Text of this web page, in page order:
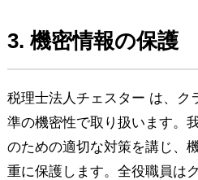
3. 機密情報の保護
税理士法人チェスター は、ク
準の機密性で取り扱います。
のための適切な対策を講じ、
重に保護します。全役職員は